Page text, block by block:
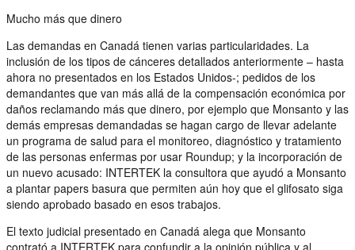
Mucho más que dinero
Las demandas en Canadá tienen varias particularidades. La
inclusión de los tipos de cánceres detallados anteriormente – hasta
ahora no presentados en los Estados Unidos-; pedidos de los
demandantes que van más allá de la compensación económica por
daños reclamando más que dinero, por ejemplo que Monsanto y las
demás empresas demandadas se hagan cargo de llevar adelante
un programa de salud para el monitoreo, diagnóstico y tratamiento
de las personas enfermas por usar Roundup; y la incorporación de
un nuevo acusado: INTERTEK la consultora que ayudó a Monsanto
a plantar papers basura que permiten aún hoy que el glifosato siga
siendo aprobado basado en esos trabajos.
El texto judicial presentado en Canadá alega que Monsanto
contrató a INTERTEK para confundir a la opinión pública y al